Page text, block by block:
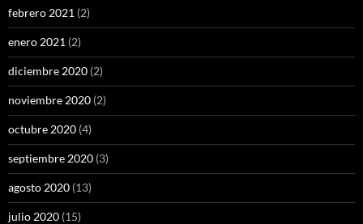
febrero 2021 (2)
enero 2021 (2)
diciembre 2020 (2)
noviembre 2020 (2)
octubre 2020 (4)
septiembre 2020 (3)
agosto 2020 (13)
julio 2020 (15)